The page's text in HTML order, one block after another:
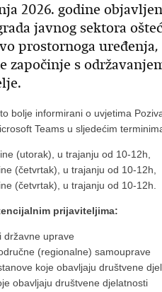
2026. godine
javnog sektora
prostornoga
započinje s
bolje informirani o uvjetima
Teams u sljedećim
(utorak), u trajanju od 10-12h,
(četvrtak), u trajanju od 10-12h,
(četvrtak), u trajanju od 10-12h.
prijaviteljima:
državne uprave
(regionalne) samouprave
koje obavljaju društvene
obavljaju društvene djelatnosti